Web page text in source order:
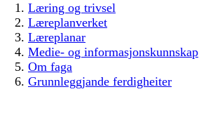
Læring og trivsel
Læreplanverket
Læreplanar
Medie- og informasjonskunnskap
Om faga
Grunnleggjande ferdigheiter